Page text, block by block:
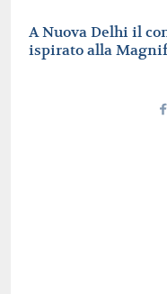
A Nuova Delhi il
ispirato alla